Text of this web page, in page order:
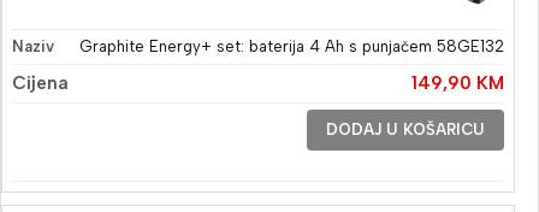
Graphite Energy+ set: baterija 4 Ah s punjačem 58GE132
149,90 KM
DODAJ U KOŠARICU